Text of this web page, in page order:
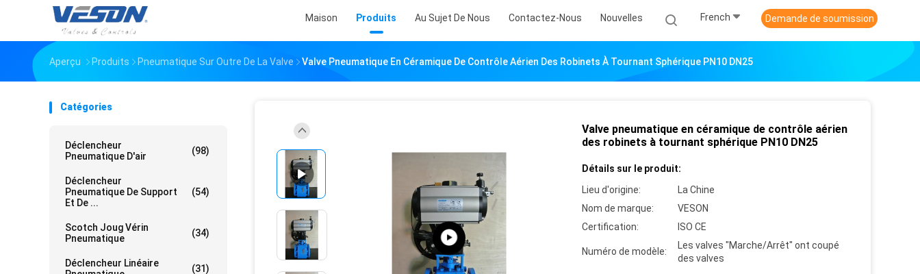
Maison Produits Au Sujet De Nous Contactez-Nous Nouvelles French Demande de soumission
Aperçu Produits Pneumatique Sur Outre De La Valve Valve Pneumatique En Céramique De Contrôle Aérien Des Robinets À Tournant Sphérique PN10 DN25
Catégories
Déclencheur
Pneumatique D'air
(98)
Déclencheur
Pneumatique De Support
Et De ...
(54)
Scotch Joug Vérin
Pneumatique
(34)
Déclencheur Linéaire
(31)
Valve pneumatique en céramique de contrôle aérien
des robinets à tournant sphérique PN10 DN25
Détails sur le produit:
Lieu d'origine:
La Chine
Nom de marque:
VESON
Certification:
ISO CE
Numéro de modèle:
Les valves "Marche/Arrêt" ont coupé
des valves